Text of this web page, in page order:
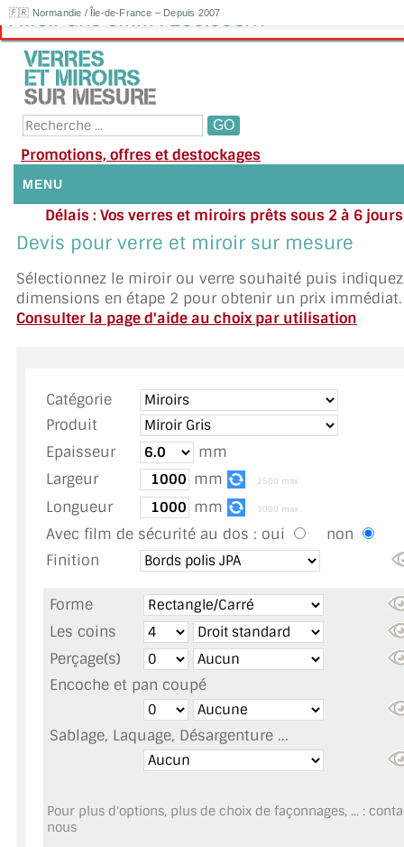
🇫🇷 Normandie / Île-de-France – Depuis 2007
Miroir Gris 6mm : 200.00€HT
Promotions, offres et destockages
MENU
NOUS CONTACTER
DEMANDE DE DEVIS
TOUS LES TARIFS AU M2
GUIDE : CHOIX PAR UTILISATION
INSPIRATIONS ET NOUVEAUTÉS
AMBIANCE LAITON BROSSÉ
MIROIR SUR MESURE
MIROIR VIEILLI
MIROIR DÉCORATIF DE COULEUR
LOTS DE MIROIRS EN MOZAÏQUE
MIROIR DE SALLE DE BAIN
Délais : Vos verres et miroirs prêts sous 2 à 6
moyenne
Besoin
Appelez ou envoyez un SMS au 06 79 92
Devis pour verre et miroir sur mesure
Sélectionnez le miroir ou verre souhaité puis
dimensions en étape 2 pour obtenir un prix immédiat.
Consulter la page d'aide au choix par utilisation
Catégorie
Produit
Epaisseur
mm
Largeur
mm 2500 max
Longueur mm 3000 max
Avec film de sécurité au dos : oui
non
Finition
Forme
Les coins
Perçage(s)
Encoche et pan coupé
Sablage, Laquage, Désargenture ...
Pour plus d'options, plus de choix de façonnages, ... :
nous